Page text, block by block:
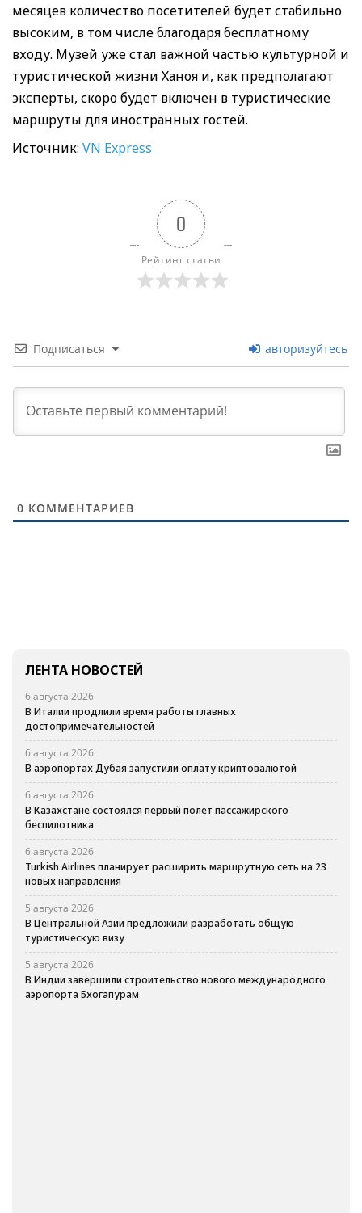
месяцев количество посетителей будет стабильно
высоким, в том числе благодаря бесплатному
входу. Музей уже стал важной частью культурной и
туристической жизни Ханоя и, как предполагают
эксперты, скоро будет включен в туристические
маршруты для иностранных гостей.
Источник: VN Express
0
Рейтинг статьи
Подписаться авторизуйтесь
0 КОММЕНТАРИЕВ
ЛЕНТА НОВОСТЕЙ
6 августа 2026
В Италии продлили время работы главных
достопримечательностей
6 августа 2026
В аэропортах Дубая запустили оплату криптовалютой
6 августа 2026
В Казахстане состоялся первый полет пассажирского
беспилотника
6 августа 2026
Turkish Airlines планирует расширить маршрутную сеть на 23
новых направления
5 августа 2026
В Центральной Азии предложили разработать общую
туристическую визу
5 августа 2026
В Индии завершили строительство нового международного
аэропорта Бхогапурам